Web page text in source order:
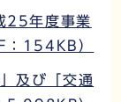
25年度事業
：154KB）
及び「交通